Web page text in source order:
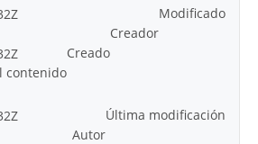
Modificado
Creador
Creado
contenido
Última modificación
Autor